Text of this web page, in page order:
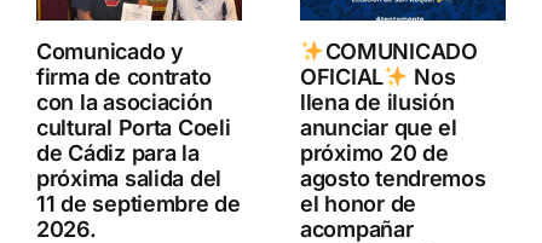
Comunicado y
firma de contrato
con la asociación
cultural Porta Coeli
de Cádiz para la
próxima salida del
11 de septiembre de
2026.
COMUNICADO
OFICIAL
Nos
llena de ilusión
anunciar que el
próximo 20 de
agosto tendremos
el honor de
acompañar